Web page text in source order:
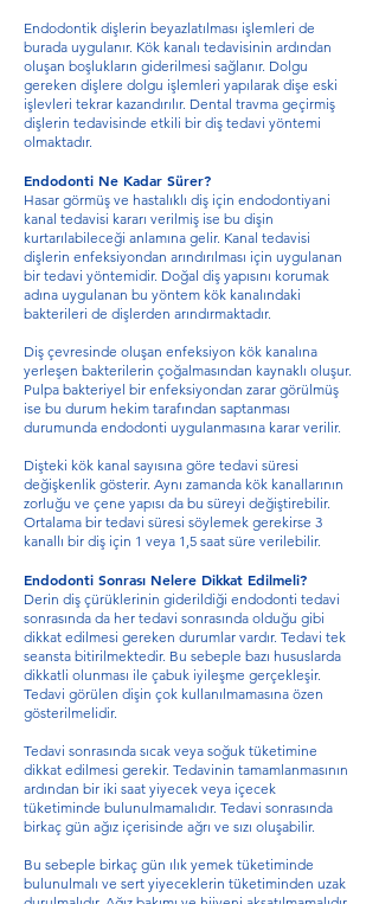
Endodontik dişlerin beyazlatılması işlemleri de
burada uygulanır. Kök kanalı tedavisinin ardından
oluşan boşlukların giderilmesi sağlanır. Dolgu
gereken dişlere dolgu işlemleri yapılarak dişe eski
işlevleri tekrar kazandırılır. Dental travma geçirmiş
dişlerin tedavisinde etkili bir diş tedavi yöntemi
olmaktadır.
Endodonti Ne Kadar Sürer?
Hasar görmüş ve hastalıklı diş için endodontiyani
kanal tedavisi kararı verilmiş ise bu dişin
kurtarılabileceği anlamına gelir. Kanal tedavisi
dişlerin enfeksiyondan arındırılması için uygulanan
bir tedavi yöntemidir. Doğal diş yapısını korumak
adına uygulanan bu yöntem kök kanalındaki
bakterileri de dişlerden arındırmaktadır.
Diş çevresinde oluşan enfeksiyon kök kanalına
yerleşen bakterilerin çoğalmasından kaynaklı oluşur.
Pulpa bakteriyel bir enfeksiyondan zarar görülmüş
ise bu durum hekim tarafından saptanması
durumunda endodonti uygulanmasına karar verilir.
Dişteki kök kanal sayısına göre tedavi süresi
değişkenlik gösterir. Aynı zamanda kök kanallarının
zorluğu ve çene yapısı da bu süreyi değiştirebilir.
Ortalama bir tedavi süresi söylemek gerekirse 3
kanallı bir diş için 1 veya 1,5 saat süre verilebilir.
Endodonti Sonrası Nelere Dikkat Edilmeli?
Derin diş çürüklerinin giderildiği endodonti tedavi
sonrasında da her tedavi sonrasında olduğu gibi
dikkat edilmesi gereken durumlar vardır. Tedavi tek
seansta bitirilmektedir. Bu sebeple bazı hususlarda
dikkatli olunması ile çabuk iyileşme gerçekleşir.
Tedavi görülen dişin çok kullanılmamasına özen
gösterilmelidir.
Tedavi sonrasında sıcak veya soğuk tüketimine
dikkat edilmesi gerekir. Tedavinin tamamlanmasının
ardından bir iki saat yiyecek veya içecek
tüketiminde bulunulmamalıdır. Tedavi sonrasında
birkaç gün ağız içerisinde ağrı ve sızı oluşabilir.
Bu sebeple birkaç gün ılık yemek tüketiminde
bulunulmalı ve sert yiyeceklerin tüketiminden uzak